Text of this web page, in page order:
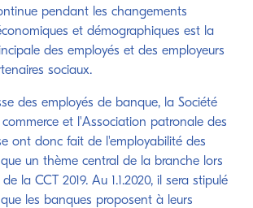
pendant les changements
et démographiques est la
des employés et des employeurs
sociaux.
des employés de banque, la Société
et l'Association patronale des
ont donc fait de l'employabilité des
un thème central de la branche lors
la CCT 2019. Au 1.1.2020, il sera stipulé
les banques proposent à leurs